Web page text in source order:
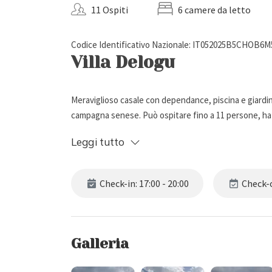
11 Ospiti 6 camere da letto
Codice Identificativo Nazionale:
Villa Delogu
Meraviglioso casale con dependance, piscina e
campagna senese. Può ospitare fino a 11 persone,
Descrizione Esterna
Villa Delogu è situata tra le colline senesi in
Circondata da piante secolari, la proprietà dispone
Tra gli spazi esterni troviamo un ampio cortile
Leggi tutto
Check-in: 17:00 - 20:00 Check-
Galleria